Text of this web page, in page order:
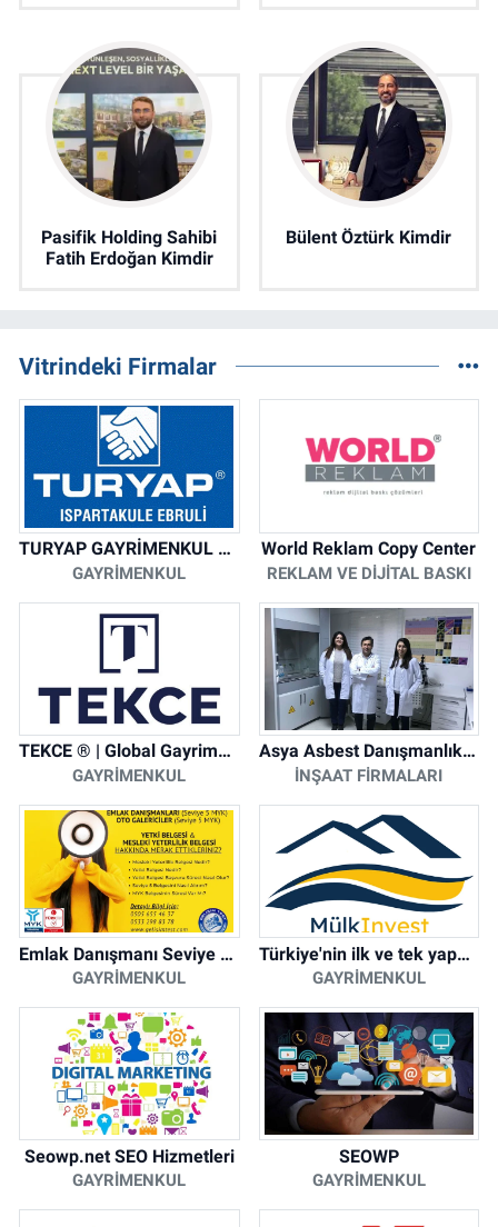
Pasifik Holding Sahibi
Fatih Erdoğan Kimdir
Bülent Öztürk Kimdir
Vitrindeki Firmalar
TURYAP GAYRİMENKUL DANIŞMANLIK HİZMETLERİ
GAYRIMENKUL
World Reklam Copy Center
REKLAM VE DIJITAL BASKI
TEKCE ® | Global Gayrimenkul Şirketi
GAYRIMENKUL
Asya Asbest Danışmanlık - Asbest Söküm ve Asbest Raporu
İNŞAAT FIRMALARI
Emlak Danışmanı Seviye 5 Mesleki Yeterlilik Belgesi
GAYRIMENKUL
Türkiye'nin ilk ve tek yapay zeka destekli arsa ilan platformu
GAYRIMENKUL
Seowp.net SEO Hizmetleri
GAYRIMENKUL
SEOWP
GAYRIMENKUL